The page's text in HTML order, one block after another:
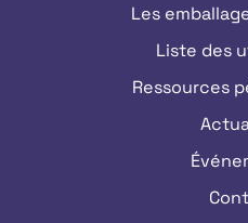
Les
Liste des
Ressources